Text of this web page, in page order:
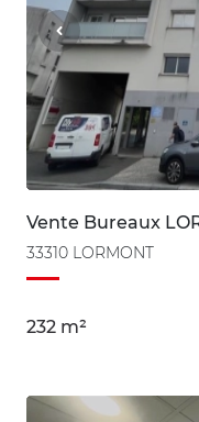
Vente Bureaux
33310 LORMONT
232 m²